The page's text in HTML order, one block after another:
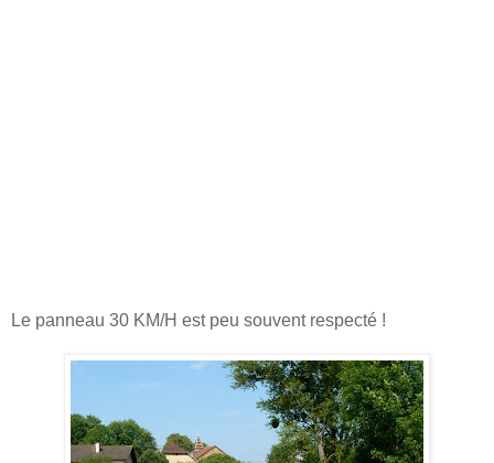
Le panneau 30 KM/H est peu souvent respecté !